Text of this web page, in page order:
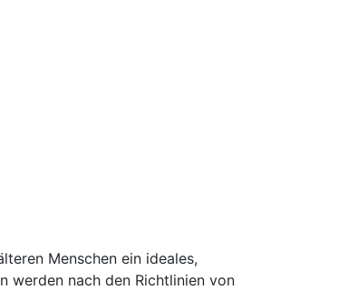
Menschen ein ideales,
werden nach den Richtlinien von